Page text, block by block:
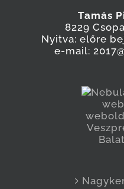
Tamás
8229
Nyitva: előre
e-mail: